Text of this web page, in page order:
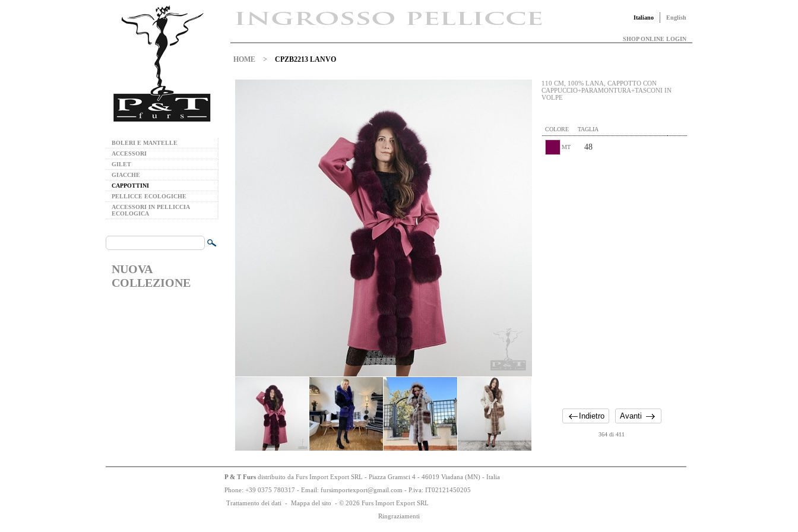
BOLERI E MANTELLE
ACCESSORI
GILET
GIACCHE
CAPPOTTINI
PELLICCE ECOLOGICHE
ACCESSORI IN PELLICCIA
ECOLOGICA
NUOVA
COLLEZIONE
Italiano English
SHOP ONLINE LOGIN
HOME > CPZB2213 LANVO
110 CM, 100% LANA, CAPPOTTO CON
CAPPUCCIO+PARAMONTURA+TASCONI IN
VOLPE
COLORE TAGLIA
MT 48
Indietro Avanti
364 di 411
P & T Furs distribuito da Furs Import Export SRL - Piazza Gramsci 4 - 46019 Viadana (MN) - Italia
Phone: +39 0375 780317 - Email: fursimportexport@gmail.com - P.iva: IT02121450205
Trattamento dei dati - Mappa del sito - © 2026 Furs Import Export SRL
Ringraziamenti